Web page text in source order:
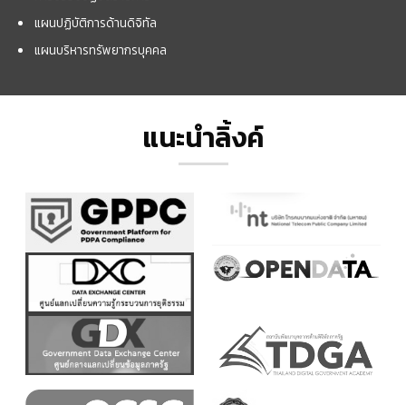
แผนปฏิบัติการด้านดิจิทัล
แผนบริหารทรัพยากรบุคคล
แนะนำลิ้งค์